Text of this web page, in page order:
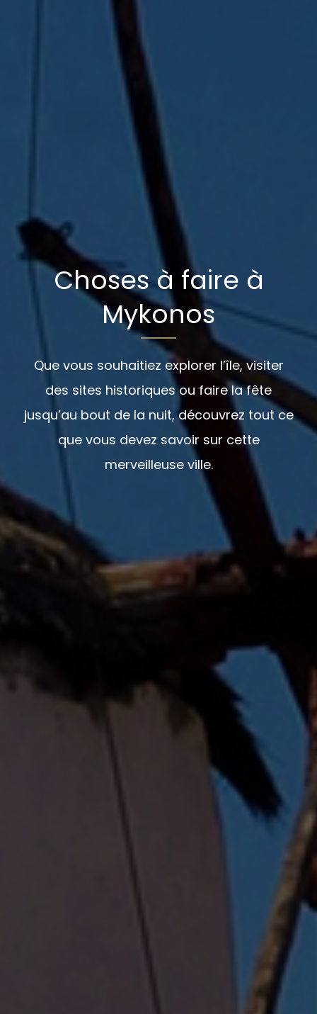
Choses à faire à
Mykonos
Que vous souhaitiez explorer l’île, visiter
des sites historiques ou faire la fête
jusqu’au bout de la nuit, découvrez tout ce
que vous devez savoir sur cette
merveilleuse ville.